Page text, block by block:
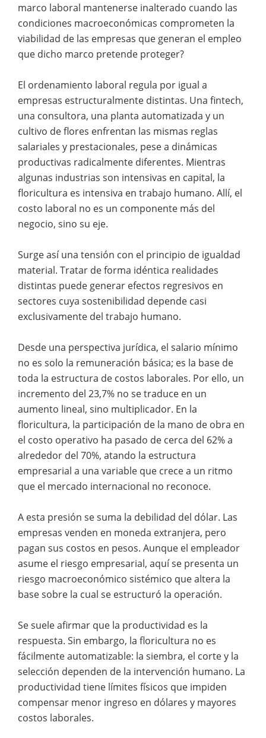
marco laboral mantenerse inalterado cuando las
condiciones macroeconómicas comprometen la
viabilidad de las empresas que generan el empleo
que dicho marco pretende proteger?
El ordenamiento laboral regula por igual a
empresas estructuralmente distintas. Una fintech,
una consultora, una planta automatizada y un
cultivo de flores enfrentan las mismas reglas
salariales y prestacionales, pese a dinámicas
productivas radicalmente diferentes. Mientras
algunas industrias son intensivas en capital, la
floricultura es intensiva en trabajo humano. Allí, el
costo laboral no es un componente más del
negocio, sino su eje.
Surge así una tensión con el principio de igualdad
material. Tratar de forma idéntica realidades
distintas puede generar efectos regresivos en
sectores cuya sostenibilidad depende casi
exclusivamente del trabajo humano.
Desde una perspectiva jurídica, el salario mínimo
no es solo la remuneración básica; es la base de
toda la estructura de costos laborales. Por ello, un
incremento del 23,7% no se traduce en un
aumento lineal, sino multiplicador. En la
floricultura, la participación de la mano de obra en
el costo operativo ha pasado de cerca del 62% a
alrededor del 70%, atando la estructura
empresarial a una variable que crece a un ritmo
que el mercado internacional no reconoce.
A esta presión se suma la debilidad del dólar. Las
empresas venden en moneda extranjera, pero
pagan sus costos en pesos. Aunque el empleador
asume el riesgo empresarial, aquí se presenta un
riesgo macroeconómico sistémico que altera la
base sobre la cual se estructuró la operación.
Se suele afirmar que la productividad es la
respuesta. Sin embargo, la floricultura no es
fácilmente automatizable: la siembra, el corte y la
selección dependen de la intervención humano. La
productividad tiene límites físicos que impiden
compensar menor ingreso en dólares y mayores
costos laborales.